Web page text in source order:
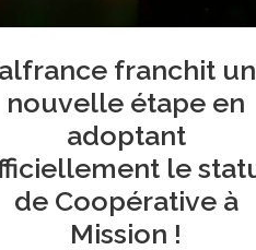
franchit
nouvelle étape en
adoptant
le
de Coopérative à
Mission !